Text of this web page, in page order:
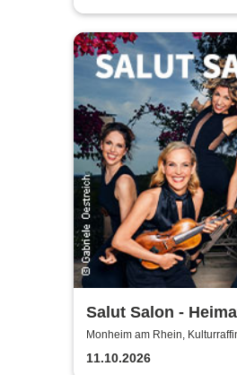
Salut Salon -
Monheim am Rhein,
11.10.2026